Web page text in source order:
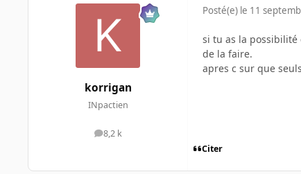
korrigan
INpactien
8,2 k
messages
Posté(e) le 11
si tu as la possibilité
de la faire.
apres c sur que
Citer